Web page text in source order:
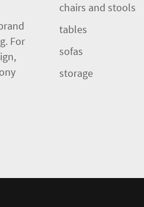
For
chairs and stools
tables
sofas
storage